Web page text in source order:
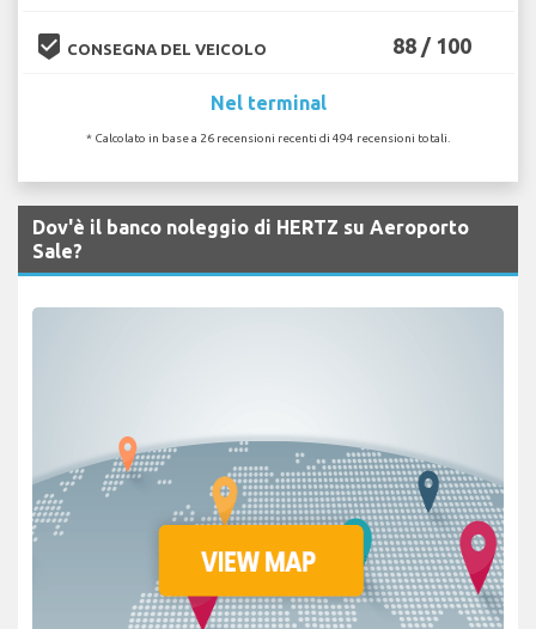
beenhere CONSEGNA DEL VEICOLO 88 / 100
Nel terminal
* Calcolato in base a 26 recensioni recenti di 494 recensioni totali.
Dov'è il banco noleggio di HERTZ su Aeroporto
Sale?